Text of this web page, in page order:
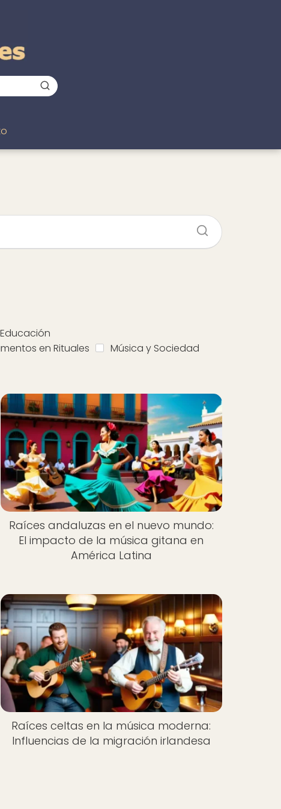
en Rituales
Música y Sociedad
Raíces andaluzas en el nuevo mundo:
El impacto de la música gitana en
América Latina
Raíces celtas en la música moderna:
Influencias de la migración irlandesa